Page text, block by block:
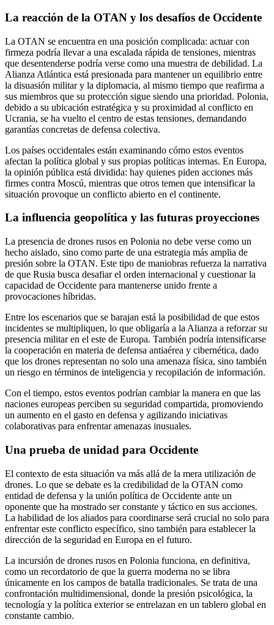
La reacción de la OTAN y los desafíos de Occidente
La OTAN se encuentra en una posición complicada: actuar con
firmeza podría llevar a una escalada rápida de tensiones, mientras
que desentenderse podría verse como una muestra de debilidad. La
Alianza Atlántica está presionada para mantener un equilibrio entre
la disuasión militar y la diplomacia, al mismo tiempo que reafirma a
sus miembros que su protección sigue siendo una prioridad. Polonia,
debido a su ubicación estratégica y su proximidad al conflicto en
Ucrania, se ha vuelto el centro de estas tensiones, demandando
garantías concretas de defensa colectiva.
Los países occidentales están examinando cómo estos eventos
afectan la política global y sus propias políticas internas. En Europa,
la opinión pública está dividida: hay quienes piden acciones más
firmes contra Moscú, mientras que otros temen que intensificar la
situación provoque un conflicto abierto en el continente.
La influencia geopolítica y las futuras proyecciones
La presencia de drones rusos en Polonia no debe verse como un
hecho aislado, sino como parte de una estrategia más amplia de
presión sobre la OTAN. Este tipo de maniobras refuerza la narrativa
de que Rusia busca desafiar el orden internacional y cuestionar la
capacidad de Occidente para mantenerse unido frente a
provocaciones híbridas.
Entre los escenarios que se barajan está la posibilidad de que estos
incidentes se multipliquen, lo que obligaría a la Alianza a reforzar su
presencia militar en el este de Europa. También podría intensificarse
la cooperación en materia de defensa antiaérea y cibernética, dado
que los drones representan no solo una amenaza física, sino también
un riesgo en términos de inteligencia y recopilación de información.
Con el tiempo, estos eventos podrían cambiar la manera en que las
naciones europeas perciben su seguridad compartida, promoviendo
un aumento en el gasto en defensa y agilizando iniciativas
colaborativas para enfrentar amenazas inusuales.
Una prueba de unidad para Occidente
El contexto de esta situación va más allá de la mera utilización de
drones. Lo que se debate es la credibilidad de la OTAN como
entidad de defensa y la unión política de Occidente ante un
oponente que ha mostrado ser constante y táctico en sus acciones.
La habilidad de los aliados para coordinarse será crucial no solo para
enfrentar este conflicto específico, sino también para establecer la
dirección de la seguridad en Europa en el futuro.
La incursión de drones rusos en Polonia funciona, en definitiva,
como un recordatorio de que la guerra moderna no se libra
únicamente en los campos de batalla tradicionales. Se trata de una
confrontación multidimensional, donde la presión psicológica, la
tecnología y la política exterior se entrelazan en un tablero global en
constante cambio.